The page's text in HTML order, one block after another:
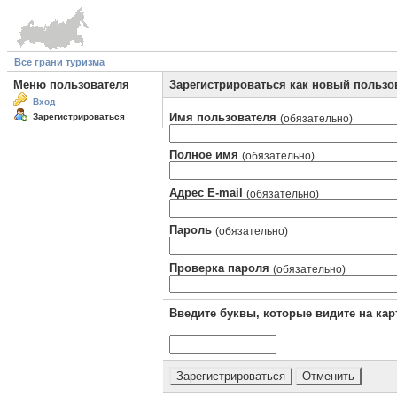
Все грани туризма
Меню пользователя
Вход
Зарегистрироваться
Зарегистрироваться как новый
Имя пользователя (обязательно)
Полное имя (обязательно)
Адрес E-mail (обязательно)
Пароль (обязательно)
Проверка пароля (обязательно)
Введите буквы, которые видите на